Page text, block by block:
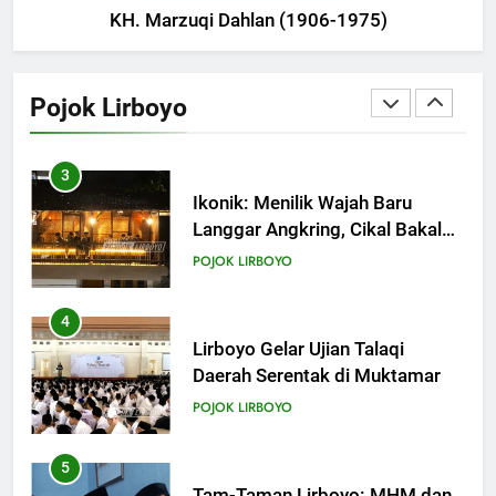
KH. Marzuqi Dahlan (1906-1975)
Pojok Lirboyo
Haul ke-15 KH. Imam Yahya
Mahrus Digelar di PP Al
3
Ikonik: Menilik Wajah Baru
Langgar Angkring, Cikal Bakal
Ponpes Lirboyo yang Selesai
POJOK LIRBOYO
4
Lirboyo Gelar Ujian Talaqi
Daerah Serentak di Muktamar
POJOK LIRBOYO
5